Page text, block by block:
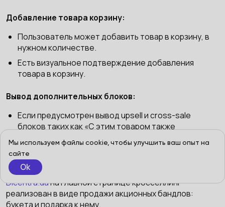
Мы используем файлы cookie, чтобы улучшить ваш опыт на
сайте
Ok
Добавление товара корзину:
Пользователь может добавить товар в корзину, в
нужном количестве.
Есть визуальное подтверждение добавления
товара в корзину.
Вывод дополнительных блоков:
Если предусмотрен вывод upsell и cross-sale
блоков таких как «С этим товаром также
покупают», «Рекомендуем», «Вы просматривали», в
них выводятся правильные товары.
Например, в
Dicentra.uaна главной странице кросселлинг
реализован в виде продажи акционных бандлов:
букета и подарка к нему.